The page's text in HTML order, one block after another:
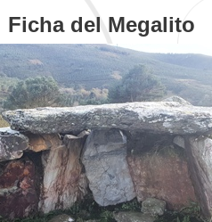
Ficha del Megalito